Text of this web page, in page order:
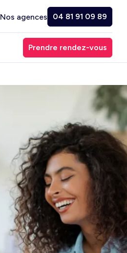
Nos agences 04 81 91 09 89
Prendre rendez-vous